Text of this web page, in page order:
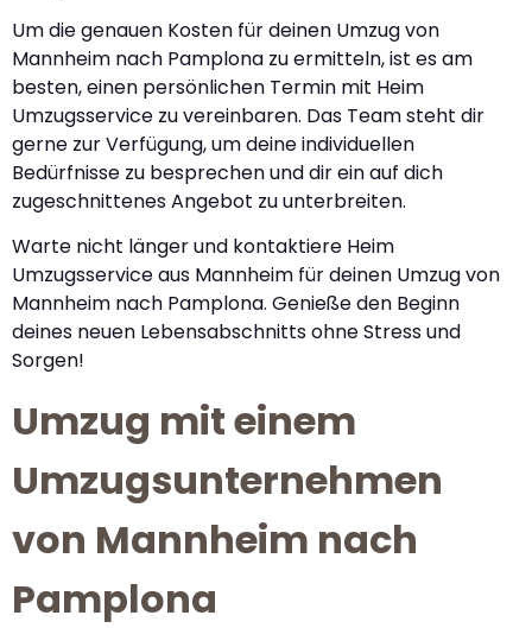
Um die genauen Kosten für deinen Umzug von
Mannheim nach Pamplona zu ermitteln, ist es am
besten, einen persönlichen Termin mit Heim
Umzugsservice zu vereinbaren. Das Team steht dir
gerne zur Verfügung, um deine individuellen
Bedürfnisse zu besprechen und dir ein auf dich
zugeschnittenes Angebot zu unterbreiten.
Warte nicht länger und kontaktiere Heim
Umzugsservice aus Mannheim für deinen Umzug von
Mannheim nach Pamplona. Genieße den Beginn
deines neuen Lebensabschnitts ohne Stress und
Sorgen!
Umzug mit einem
Umzugsunternehmen
von Mannheim nach
Pamplona